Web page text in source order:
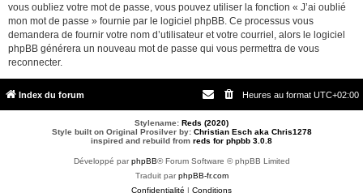
vous oubliez votre mot de passe, vous pouvez utiliser la fonction « J’ai oublié
mon mot de passe » fournie par le logiciel phpBB. Ce processus vous
demandera de fournir votre nom d’utilisateur et votre courriel, alors le logiciel
phpBB générera un nouveau mot de passe qui vous permettra de vous
reconnecter.
Index du forum Heures au format UTC+02:00
Stylename: Reds (2020)
Style built on Original Prosilver by: Christian Esch aka Chris1278
inspired and rebuild from reds for phpbb 3.0.8
Développé parphpBB® Forum Software © phpBB Limited
Traduit parphpBB-fr.com
Confidentialité | Conditions